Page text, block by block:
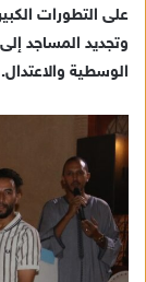
على التطورات
وتجديد المساجد
الوسطية والاعتدال.